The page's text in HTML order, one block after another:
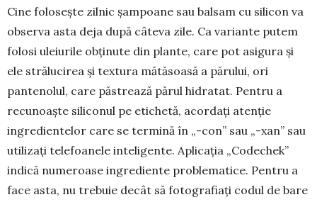
Cine folosește zilnic șam­poane sau balsam cu silicon va
observa asta deja după câteva zile. Ca variante putem
folosi ule­iurile obținute din plante, care pot asigura și
ele strălucirea și textura mătăsoasă a părului, ori
pantenolul, care păstrează părul hidratat. Pentru a
recunoaște siliconul pe etichetă, acordați aten­ție
ingredientelor care se termină în „-con” sau „-xan” sau
utilizați telefoanele inteligente. Apli­cația „Codechek”
indică numeroase ingrediente problematice. Pentru a
face asta, nu trebuie decât să fotografiați codul de bare